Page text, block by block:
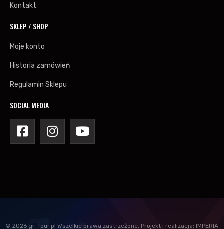
Kontakt
SKLEP / SHOP
Moje konto
Historia zamówień
Regulamin Sklepu
SOCIAL MEDIA
© 2026 gr-four.pl Wszelkie prawa zastrzeżone. Projekt i realizacja: IMPERIA